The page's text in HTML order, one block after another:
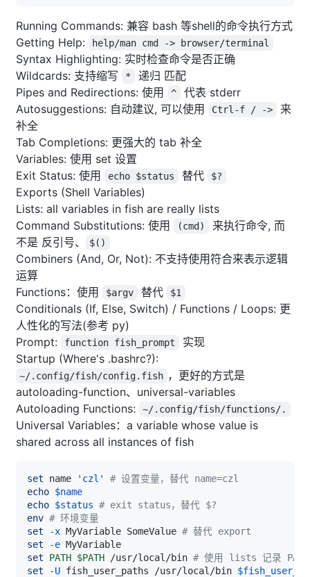
Running Commands: 兼容 bash 等shell的命令执行方式
Getting Help:
help/man cmd -> browser/terminal
Syntax Highlighting: 实时检查命令是否正确
Wildcards: 支持缩写
*
递归 匹配
Pipes and Redirections: 使用
^
代表 stderr
Autosuggestions: 自动建议, 可以使用
Ctrl-f / ->
来
补全
Tab Completions: 更强大的 tab 补全
Variables: 使用 set 设置
Exit Status: 使用
echo $status 替代 $?
Exports (Shell Variables)
Lists: all variables in fish are really lists
Command Substitutions: 使用
(cmd)
来执行命令, 而
不是 反引号、
$()
Combiners (And, Or, Not): 不支持使用符合来表示逻辑
运算
Functions：使用
$argv 替代 $1
Conditionals (If, Else, Switch) / Functions / Loops: 更
人性化的写法(参考 py)
Prompt:
function fish_prompt
实现
Startup (Where's .bashrc?):
~/.config/fish/config.fish ，更好的方式是
autoloading-function、universal-variables
Autoloading Functions:
~/.config/fish/functions/.
Universal Variables：a variable whose value is
shared across all instances of fish
set name 'czl'
# 设置变量，替代 name=czl
echo $name
echo $status # exit status，替代 $?
env # 环境变量
set
-x MyVariable SomeValue # 替代 export
set
-e
set
PATH $PATH /usr/local/bin # 使用 lists 记录 PATH
set
-U fish_user_paths /usr/local/bin